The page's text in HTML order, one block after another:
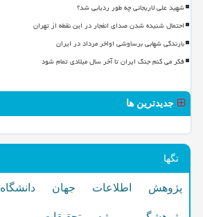
شهید علی لاریجانی چه طور ردیابی شد؟
احتمال شنیده شدن صدای انفجار در این نقطه از تهران
بارندگی شهابی برساوشی اواخر مرداد در ایران
فکر می کنم جنگ ایران تا آخر سال میلادی تمام شود
جدیدترین ها
تگها
پژوهش اطلاعات جهان دانشگاه